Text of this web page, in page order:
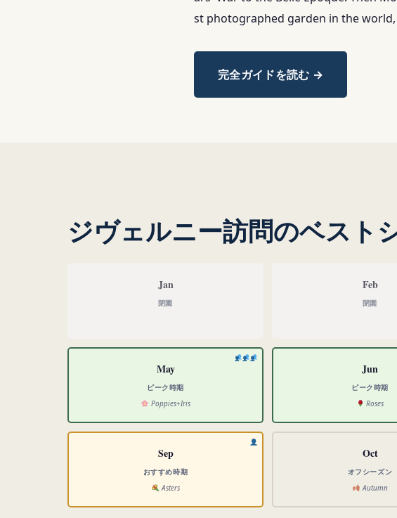
st photographed garden in the
完全ガイドを読む →
ジヴェルニー訪問のベスト
Jan
閉園
Feb
閉園
May
ピーク時期
Poppies+Iris
Jun
ピーク時期
Roses
Sep
おすすめ時期
Asters
Oct
オフシーズン
Autumn